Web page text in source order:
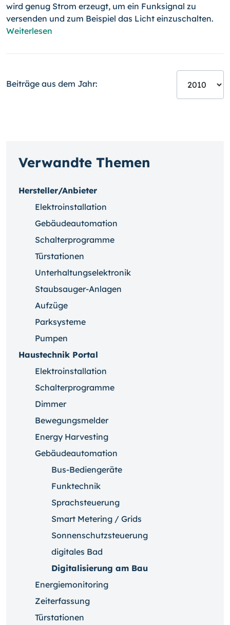
wird genug Strom erzeugt, um ein Funksignal zu
versenden und zum Beispiel das Licht einzuschalten.
Weiterlesen
Beiträge aus dem Jahr:
Verwandte Themen
Hersteller/Anbieter
Elektroinstallation
Gebäudeautomation
Schalterprogramme
Türstationen
Unterhaltungselektronik
Staubsauger-Anlagen
Aufzüge
Parksysteme
Pumpen
Haustechnik Portal
Elektroinstallation
Schalterprogramme
Dimmer
Bewegungsmelder
Energy Harvesting
Gebäudeautomation
Bus-Bediengeräte
Funktechnik
Sprachsteuerung
Smart Metering / Grids
Sonnenschutzsteuerung
digitales Bad
Digitalisierung am Bau
Energiemonitoring
Zeiterfassung
Türstationen